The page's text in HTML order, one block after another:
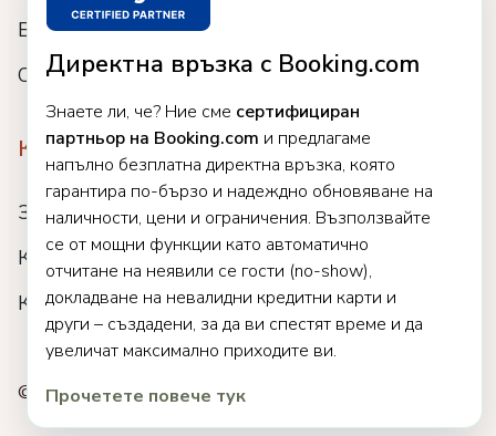
Директна връзка с Booking.com
Знаете ли, че? Ние сме сертифициран
партньор на Booking.com и предлагаме
напълно безплатна директна връзка, която
гарантира по-бързо и надеждно обновяване на
наличности, цени и ограничения. Възползвайте
се от мощни функции като автоматично
отчитане на неявили се гости (no-show),
докладване на невалидни кредитни карти и
други – създадени, за да ви спестят време и да
увеличат максимално приходите ви.
Прочетете повече тук
Блог
Събития
Компания
За нас
Кариери
Клиенти
© 2025 Clock. Всички права запазени.